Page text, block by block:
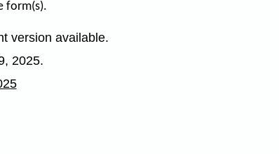
form(s).
version available.
2025.